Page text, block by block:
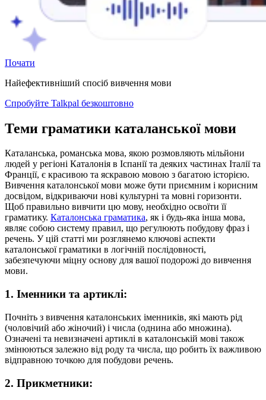
Почати
Найефективніший спосіб вивчення мови
Спробуйте Talkpal безкоштовно
Теми граматики каталанської мови
Каталанська, романська мова, якою розмовляють мільйони
людей у регіоні Каталонія в Іспанії та деяких частинах Італії та
Франції, є красивою та яскравою мовою з багатою історією.
Вивчення каталонської мови може бути приємним і корисним
досвідом, відкриваючи нові культурні та мовні горизонти.
Щоб правильно вивчити цю мову, необхідно освоїти її
граматику. Каталонська граматика, як і будь-яка інша мова,
являє собою систему правил, що регулюють побудову фраз і
речень. У цій статті ми розглянемо ключові аспекти
каталонської граматики в логічній послідовності,
забезпечуючи міцну основу для вашої подорожі до вивчення
мови.
1. Іменники та артиклі:
Почніть з вивчення каталонських іменників, які мають рід
(чоловічий або жіночий) і числа (однина або множина).
Означені та невизначені артиклі в каталонській мові також
змінюються залежно від роду та числа, що робить їх важливою
відправною точкою для побудови речень.
2. Прикметники: